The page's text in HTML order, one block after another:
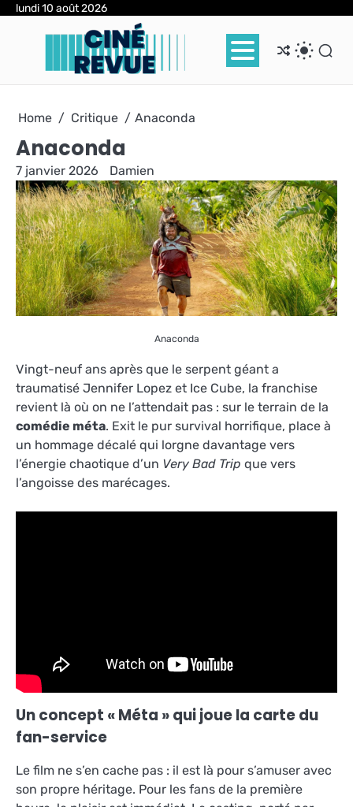
Skiplundi 10 août 2026
Home Critique Anaconda
Anaconda
7 janvier 2026 Damien
Anaconda
Vingt-neuf ans après que le serpent géant a
traumatisé Jennifer Lopez et Ice Cube, la franchise
revient là où on ne l’attendait pas : sur le terrain de la
comédie méta. Exit le pur survival horrifique, place à
un hommage décalé qui lorgne davantage vers
l’énergie chaotique d’un Very Bad Trip que vers
l’angoisse des marécages.
Un concept « Méta » qui joue la carte du
fan-service
Le film ne s’en cache pas : il est là pour s’amuser avec
son propre héritage. Pour les fans de la première